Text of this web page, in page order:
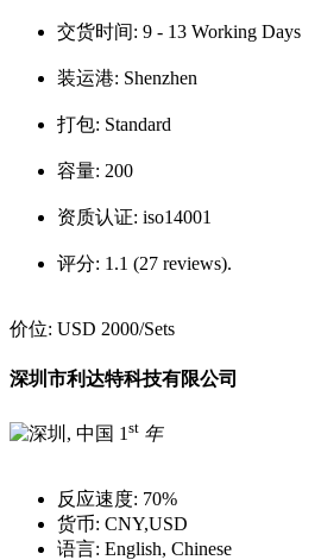
交货时间: 9 - 13 Working Days
装运港: Shenzhen
打包: Standard
容量: 200
资质认证: iso14001
评分: 1.1 (27 reviews).
价位: USD 2000/Sets
深圳市利达特科技有限公司
1 st 年
反应速度: 70%
货币: CNY,USD
语言: English, Chinese